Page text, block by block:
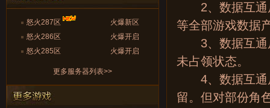
火爆新区
怒火287区
火爆开启
怒火286区
火爆开启
怒火285区
更多服务器列表>>
2、数据互通
等全部游戏数据
3、数据互通
未占领状态。
4、数据互通
留。但对部份角